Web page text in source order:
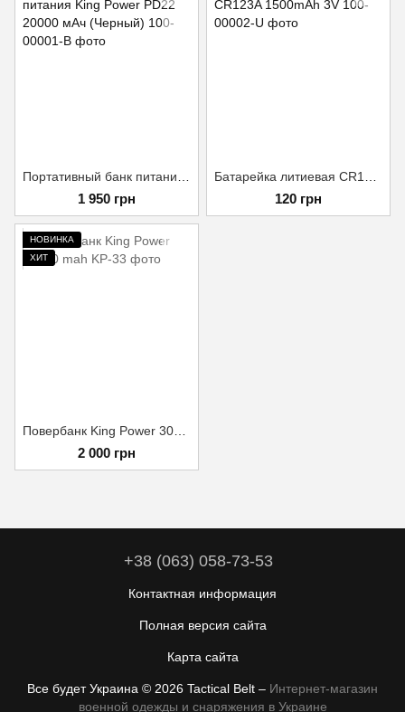
1 950 грн 120 грн
НОВИНКА
ХИТ
2 000 грн
+38 (063) 058-73-53
Контактная информация
Полная версия сайта
Карта сайта
Все будет Украина © 2026 Tactical Belt – Интернет-магазин
военной одежды и снаряжения в Украине